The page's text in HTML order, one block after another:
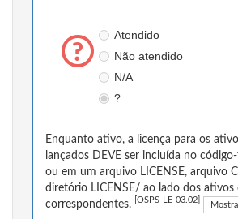
Atendido
Não atendido
N/A
?
Enquanto ativo, a licença para os
lançados DEVE ser incluída no
ou em um arquivo LICENSE, arquivo
diretório LICENSE/ ao lado dos ativos
correspondentes.
[OSPS-LE-03.02]